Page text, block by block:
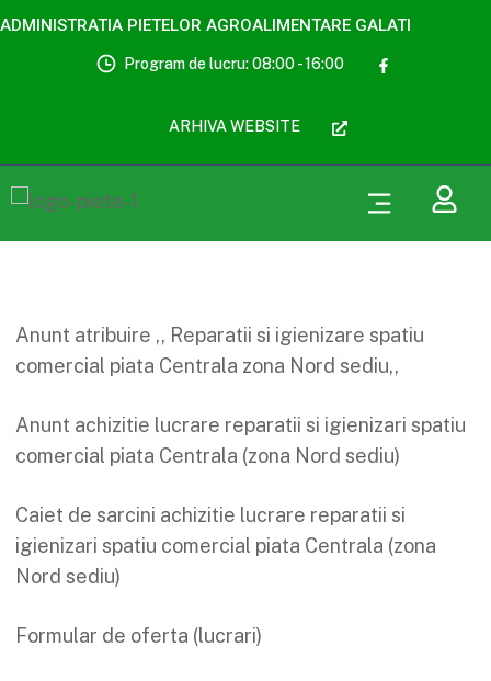
ADMINISTRATIA PIETELOR AGROALIMENTARE GALATI
Program de lucru: 08:00 - 16:00
ARHIVA WEBSITE
Anunt atribuire ,, Reparatii si igienizare spatiu
comercial piata Centrala zona Nord sediu,,
Anunt achizitie lucrare reparatii si igienizari spatiu
comercial piata Centrala (zona Nord sediu)
Caiet de sarcini achizitie lucrare reparatii si
igienizari spatiu comercial piata Centrala (zona
Nord sediu)
Formular de oferta (lucrari)